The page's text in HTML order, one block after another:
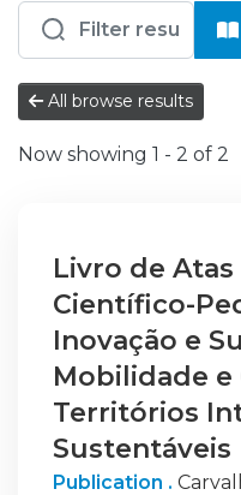
Entities
All browse results
Now showing 1 - 2 of 2
Livro de
Científico-
Inovação e
Mobilidade
Territórios
Sustentáveis
Publication .